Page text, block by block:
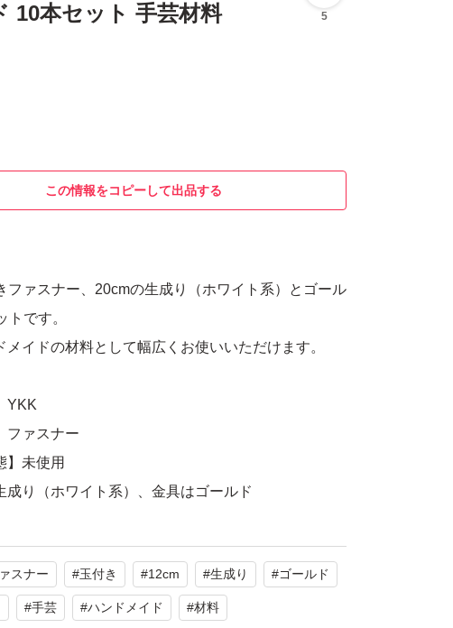
10本セット 手芸材料
5
この情報をコピーして出品する
ファスナー、20cmの生成り（ホワイト系）とゴール
トです。
メイドの材料として幅広くお使いいただけます。
YKK
ファスナー
】未使用
成り（ホワイト系）、金具はゴールド
セット
いいたします。
スナー #玉付き #12cm #生成り #ゴールド
#手芸 #ハンドメイド #材料